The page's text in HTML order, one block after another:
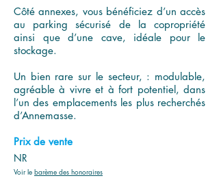
Côté annexes, vous bénéficiez d’un accès
au parking sécurisé de la copropriété
ainsi que d’une cave, idéale pour le
stockage.
Un bien rare sur le secteur, : modulable,
agréable à vivre et à fort potentiel, dans
l’un des emplacements les plus recherchés
d’Annemasse.
Prix de vente
NR
Voir le barème des honoraires